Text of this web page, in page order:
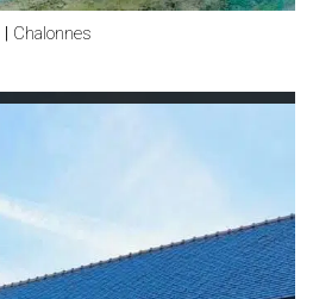
| Chalonnes